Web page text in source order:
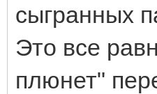
сыгранных
Это все
плюнет"